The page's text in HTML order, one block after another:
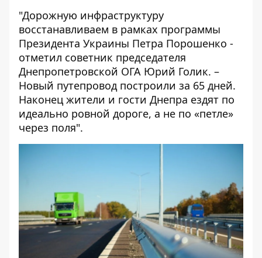
"Дорожную инфраструктуру
восстанавливаем в рамках программы
Президента Украины Петра Порошенко -
отметил советник председателя
Днепропетровской ОГА Юрий Голик. –
Новый путепровод построили за 65 дней.
Наконец жители и гости Днепра ездят по
идеально ровной дороге, а не по «петле»
через поля".